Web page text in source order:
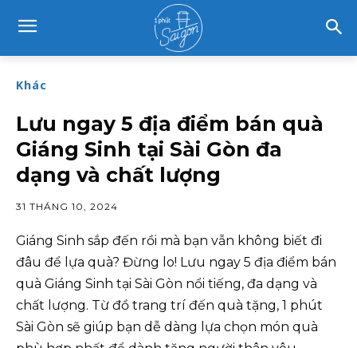
Khác
Lưu ngay 5 địa điểm bán quà
Giáng Sinh tại Sài Gòn đa
dạng và chất lượng
31 THÁNG 10, 2024
Giáng Sinh sắp đến rồi mà bạn vẫn không biết đi
đâu để lựa quà? Đừng lo! Lưu ngay 5 địa điểm bán
quà Giáng Sinh tại Sài Gòn nổi tiếng, đa dạng và
chất lượng. Từ đồ trang trí đến quà tặng, 1 phút
Sài Gòn sẽ giúp bạn dễ dàng lựa chọn món quà